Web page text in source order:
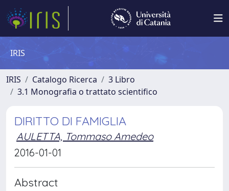
IRIS
IRIS Catalogo Ricerca
3 Libro
3.1 Monografia o trattato scientifico
DIRITTO DI FAMIGLIA
AULETTA, Tommaso Amedeo
2016-01-01
Abstract